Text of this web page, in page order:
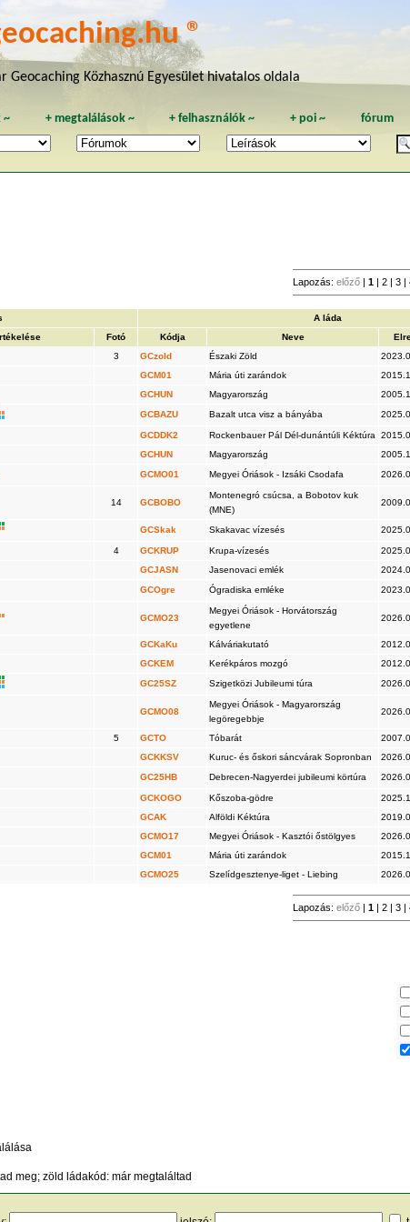
®
Geocaching Közhasznú Egyesület hivatalos oldala
~ + megtalálások~ +felhasználók ~ + poi~ fórum
Lapozás: előző 1 2 3
A láda
Fotó Kódja Neve
3 GCzold Északi Zöld
GCM01 Mária úti zarándok
GCHUN Magyarország
GCBAZU Bazalt utca visz a bányába
GCDDK2 Rockenbauer Pál Dél-dunántúli Kéktúra
GCHUN Magyarország
GCMO01 Megyei Óriások - Izsáki Csodafa
14 GCBOBO
Montenegró csúcsa, a Bobotov kuk
(MNE)
GCSkak Skakavac vízesés
4 GCKRUP Krupa-vízesés
GCJASN Jasenovaci emlék
GCOgre Ógradiska emléke
GCMO23
Megyei Óriások - Horvátország
egyetlene
GCKaKu Kálváriakutató
GCKEM Kerékpáros mozgó
GC25SZ Szigetközi Jubileumi túra
GCMO08
Megyei Óriások - Magyarország
legöregebbje
5 GCTO Tóbarát
GCKKSV Kuruc- és őskori sáncvárak Sopronban
GC25HB Debrecen-Nagyerdei jubileumi körtúra
GCKOGO Kőszoba-gödre
GCAK Alföldi Kéktúra
GCMO17 Megyei Óriások - Kasztói őstölgyes
GCM01 Mária úti zarándok
GCMO25 Szelídgesztenye-liget - Liebing
Lapozás: előző 1 2 3
meg; zöld ládakód: már megtaláltad